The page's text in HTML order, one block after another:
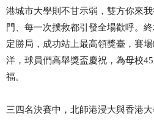
港城市大學則不甘示弱，雙方你來
門、每一次撲救都引發全場歡呼。
定勝局，成功站上最高領獎臺，賽
洋，球員們高舉獎盃慶祝，為母校
福。
三四名決賽中，北師港浸大與香港